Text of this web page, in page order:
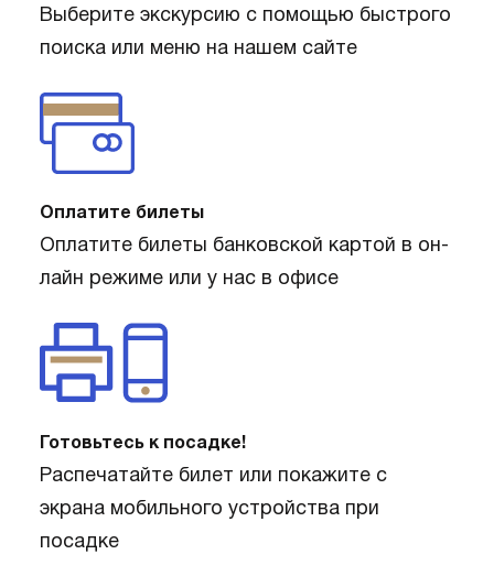
Выберите экскурсию с помощью быстрого
поиска или меню на нашем сайте
Оплатите билеты
Оплатите билеты банковской картой в он-
лайн режиме или у нас в офисе
Готовьтесь к посадке!
Распечатайте билет или покажите с
экрана мобильного устройства при
посадке